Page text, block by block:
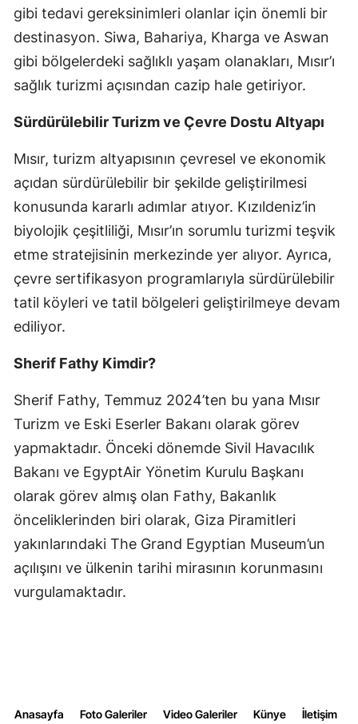
gibi tedavi gereksinimleri olanlar için önemli bir
destinasyon. Siwa, Bahariya, Kharga ve Aswan
gibi bölgelerdeki sağlıklı yaşam olanakları, Mısır’ı
sağlık turizmi açısından cazip hale getiriyor.
Sürdürülebilir Turizm ve Çevre Dostu Altyapı
Mısır, turizm altyapısının çevresel ve ekonomik
açıdan sürdürülebilir bir şekilde geliştirilmesi
konusunda kararlı adımlar atıyor. Kızıldeniz’in
biyolojik çeşitliliği, Mısır’ın sorumlu turizmi teşvik
etme stratejisinin merkezinde yer alıyor. Ayrıca,
çevre sertifikasyon programlarıyla sürdürülebilir
tatil köyleri ve tatil bölgeleri geliştirilmeye devam
ediliyor.
Sherif Fathy Kimdir?
Sherif Fathy, Temmuz 2024’ten bu yana Mısır
Turizm ve Eski Eserler Bakanı olarak görev
yapmaktadır. Önceki dönemde Sivil Havacılık
Bakanı ve EgyptAir Yönetim Kurulu Başkanı
olarak görev almış olan Fathy, Bakanlık
önceliklerinden biri olarak, Giza Piramitleri
yakınlarındaki The Grand Egyptian Museum’un
açılışını ve ülkenin tarihi mirasının korunmasını
vurgulamaktadır.
Anasayfa Foto Galeriler Video Galeriler Künye İletişim